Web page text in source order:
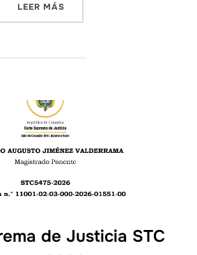
LEER MÁS
de Justicia STC